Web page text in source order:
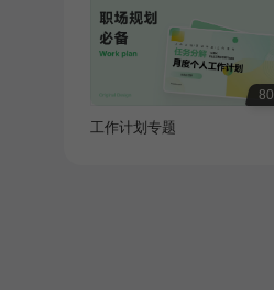
80
工作计划专题